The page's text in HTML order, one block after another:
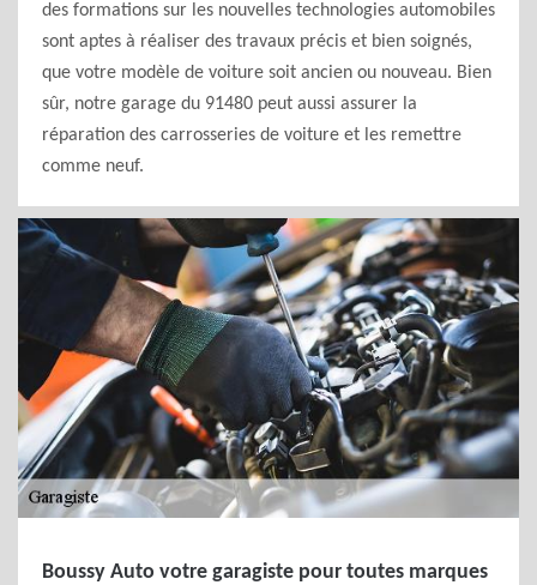
des formations sur les nouvelles technologies automobiles
sont aptes à réaliser des travaux précis et bien soignés,
que votre modèle de voiture soit ancien ou nouveau. Bien
sûr, notre garage du 91480 peut aussi assurer la
réparation des carrosseries de voiture et les remettre
comme neuf.
Boussy Auto votre garagiste pour toutes marques